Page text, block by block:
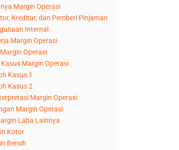
Margin Operasi
Kreditur, dan Pemberi Pinjaman
Internal
Margin Operasi
Operasi
Margin Operasi
Kasus 1
Kasus 2
Margin Operasi
Margin Operasi
Laba Lainnya
Kotor
Bersih